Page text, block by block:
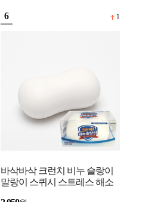
6 1
바삭바삭 크런치 비누 슬랑이
말랑이 스퀴시 스트레스 해소